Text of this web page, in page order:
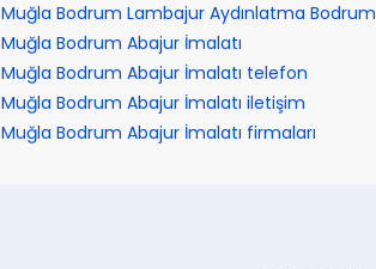
Muğla Bodrum Lambajur Aydınlatma Bodrum
Muğla Bodrum Abajur İmalatı
Muğla Bodrum Abajur İmalatı telefon
Muğla Bodrum Abajur İmalatı iletişim
Muğla Bodrum Abajur İmalatı firmaları